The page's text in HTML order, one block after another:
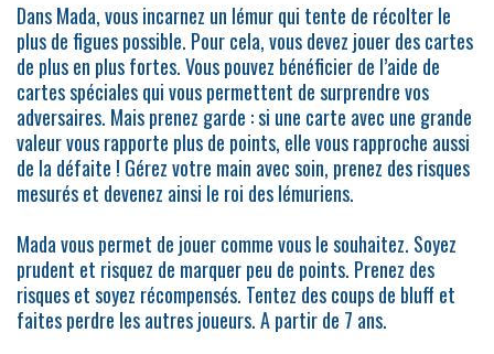
Dans Mada, vous incarnez un lémur qui tente de récolter le
plus de figues possible. Pour cela, vous devez jouer des cartes
de plus en plus fortes. Vous pouvez bénéficier de l’aide de
cartes spéciales qui vous permettent de surprendre vos
adversaires. Mais prenez garde : si une carte avec une grande
valeur vous rapporte plus de points, elle vous rapproche aussi
de la défaite ! Gérez votre main avec soin, prenez des risques
mesurés et devenez ainsi le roi des lémuriens.
Mada vous permet de jouer comme vous le souhaitez. Soyez
prudent et risquez de marquer peu de points. Prenez des
risques et soyez récompensés. Tentez des coups de bluff et
faites perdre les autres joueurs. A partir de 7 ans.